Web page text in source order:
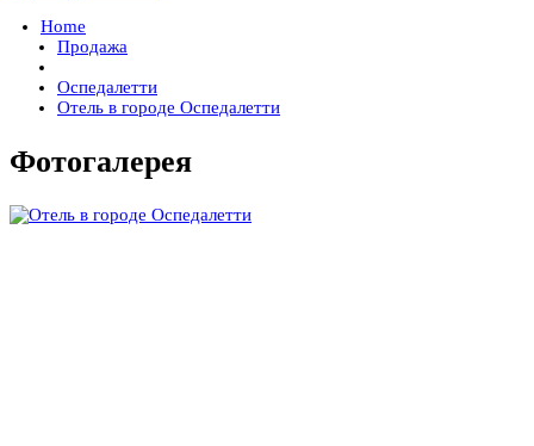
Home
Продажа
Оспедалетти
Отель в городе Оспедалетти
Фотогалерея